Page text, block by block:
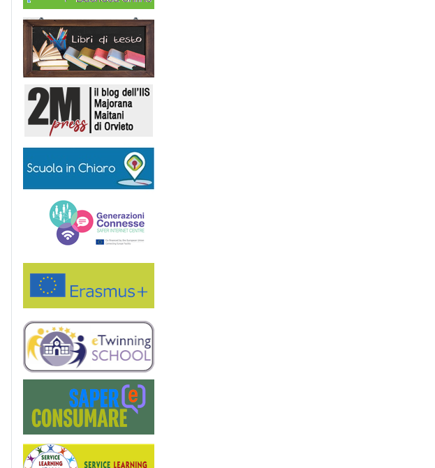
Libri di Testo
Scuola in chiaro
Erasmus+
eTwinning
Service Learning